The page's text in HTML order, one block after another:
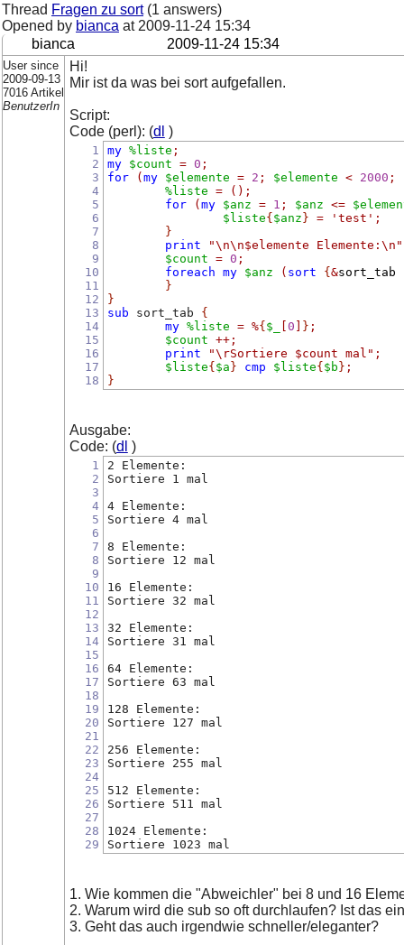
Thread Fragen zu sort(1 answers)
Opened by bianca at 2009-11-24 15:34
bianca
2009-11-24 15:34
User since
2009-09-13
7016 Artikel
BenutzerIn
Hi!
Mir ist da was bei sort aufgefallen.
Script:
Code (perl): (dl )
1
2
3
4
5
6
7
8
9
10
11
12
13
14
15
16
17
18
my %liste ;
my
$count = 0 ;
for
( my $elemente = 2 ; $elemente < 2000 ;
%liste =
();
for
( my $anz = 1 ; $anz <=
$liste{ $anz } = 'test' ;
}
print
"\n\n$elemente Elemente:\n"
$count = 0 ;
foreach my $anz ( sort { &sort_tab
}
}
sub sort_tab {
my %liste = %{ $_ 0 } ;
$count ++;
print
"\rSortiere $count mal" ;
$liste{ $a } cmp $liste{ $b } ;
}
Ausgabe:
Code: (dl )
1
2
3
4
5
6
7
8
9
10
11
12
13
14
15
16
17
18
19
20
21
22
23
24
25
26
27
28
29
2 Elemente:
Sortiere 1 mal
4 Elemente:
Sortiere 4 mal
8 Elemente:
Sortiere 12 mal
16 Elemente:
Sortiere 32 mal
32 Elemente:
Sortiere 31 mal
64 Elemente:
Sortiere 63 mal
128 Elemente:
Sortiere 127 mal
256 Elemente:
Sortiere 255 mal
512 Elemente:
Sortiere 511 mal
1024 Elemente:
Sortiere 1023 mal
1. Wie kommen die "Abweichler" bei 8 und 16
2. Warum wird die sub so oft durchlaufen? Ist das
3. Geht das auch irgendwie schneller/eleganter?